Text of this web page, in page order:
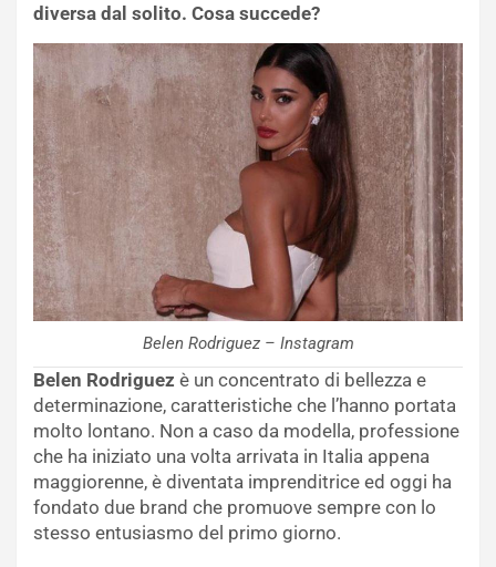
diversa dal solito. Cosa succede?
Belen Rodriguez – Instagram
Belen Rodriguez è un concentrato di bellezza e
determinazione, caratteristiche che l’hanno portata
molto lontano. Non a caso da modella, professione
che ha iniziato una volta arrivata in Italia appena
maggiorenne, è diventata imprenditrice ed oggi ha
fondato due brand che promuove sempre con lo
stesso entusiasmo del primo giorno.